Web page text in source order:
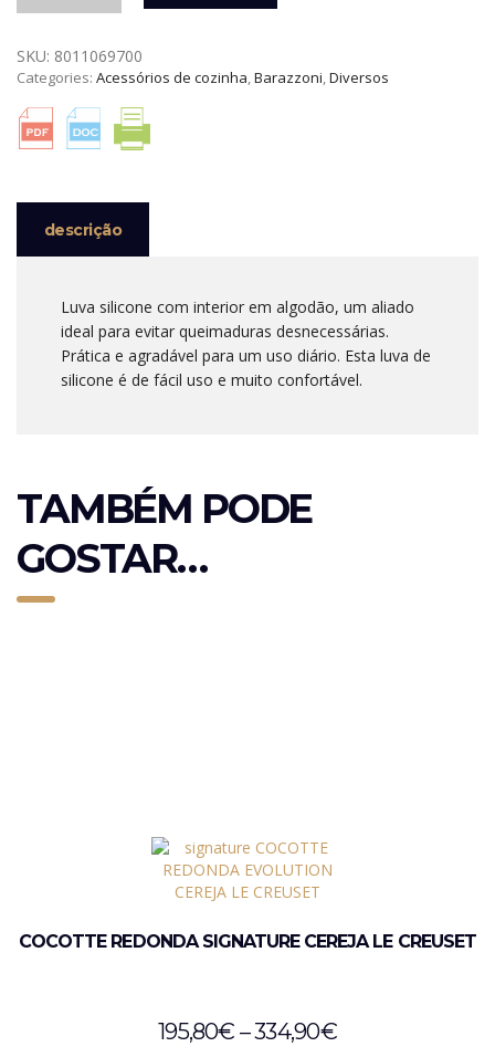
LUVA
COM
INTERIOR
ALGODÃO
BARAZZONI
SKU: 8011069700
Categories: Acessórios de cozinha,Barazzoni,Diversos
descrição
Luva silicone com interior em algodão, um aliado
ideal para evitar queimaduras desnecessárias.
Prática e agradável para um uso diário. Esta luva de
silicone é de fácil uso e muito confortável.
TAMBÉM PODE
GOSTAR…
COCOTTE REDONDA SIGNATURE CEREJA LE CREUSET
195,80€ –334,90€